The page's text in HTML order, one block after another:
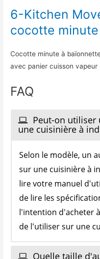
6-Kitchen
cocotte minute
Cocotte minute à
avec panier cuisson vapeur
FAQ
Peut-on utiliser
une cuisinière à
Selon le modèle, un
sur une cuisinière à
lire votre manuel
de lire les
l'intention d'acheter
de l'utiliser sur une
Quelle taille